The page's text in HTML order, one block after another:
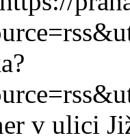
v ulici